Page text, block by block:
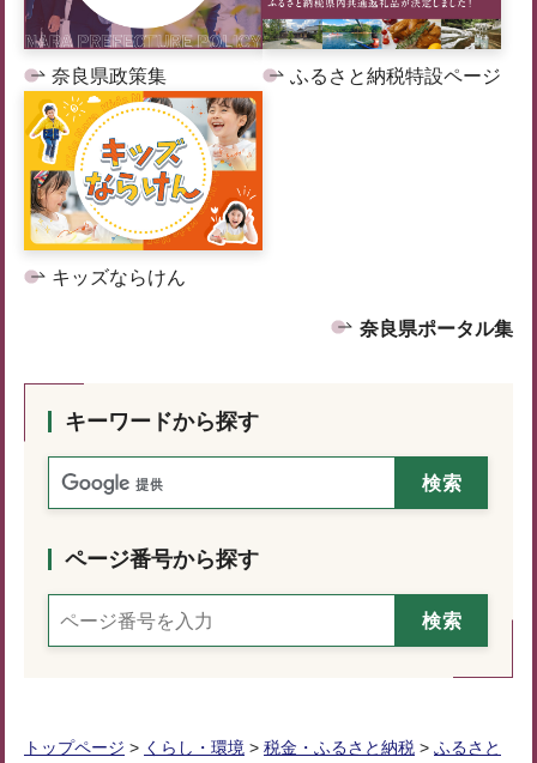
奈良県政策集 ふるさと納税特設ページ
キッズならけん
奈良県ポータル集
キーワードから探す
ページ番号から探す
トップページ > くらし・環境 > 税金・ふるさと納税 > ふるさと